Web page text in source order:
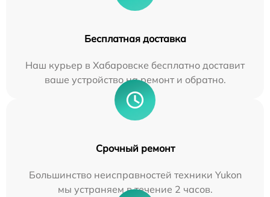
Бесплатная доставка
Наш курьер в Хабаровске бесплатно доставит
ваше устройство на ремонт и обратно.
Срочный ремонт
Большинство неисправностей техники Yukon
мы устраняем в течение 2 часов.